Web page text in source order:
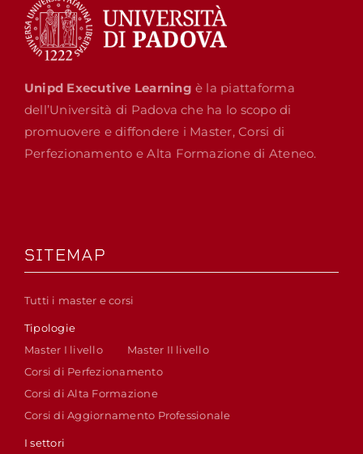
Unipd Executive Learning è la piattaforma
dell’Università di Padova che ha lo scopo di
promuovere e diffondere i Master, Corsi di
Perfezionamento e Alta Formazione di Ateneo.
SITEMAP
Tutti i master e corsi
Tipologie
Master I livello
Master II livello
Corsi di Perfezionamento
Corsi di Alta Formazione
Corsi di Aggiornamento Professionale
I settori